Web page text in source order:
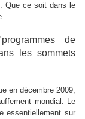
Que ce soit dans le
de
les sommets
en décembre 2009,
mondial. Le
essentiellement sur